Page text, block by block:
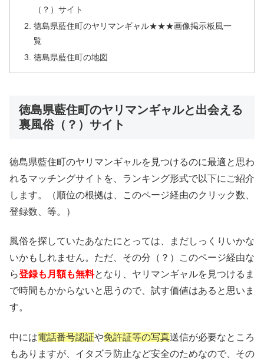
（？）サイト
徳島県藍住町のヤリマンギャル★★★画像掲示板風一
覧
徳島県藍住町の地図
徳島県藍住町のヤリマンギャルと出会える
裏風俗（？）サイト
徳島県藍住町のヤリマンギャルを見つけるのに最適と思わ
れるマッチングサイトを、ランキング形式で以下にご紹介
します。（順位の根拠は、このページ経由のクリック数、
登録数、等。）
風俗を探していたあなたにとっては、まだしっくりいかな
いかもしれません。ただ、その分（？）このページ経由な
ら登録も月額も無料となり、ヤリマンギャルを見つけるま
で時間もかからないと思うので、試す価値はあると思いま
す。
中には電話番号認証や免許証等の写真送信が必要なところ
もありますが、イタズラ防止など安全のためなので、その